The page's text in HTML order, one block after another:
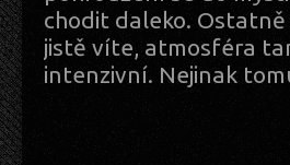
chodit daleko.
jistě víte, atmosféra
intenzivní. Nejinak